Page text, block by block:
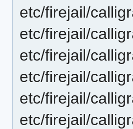
etc/firejail/
etc/firejail/
etc/firejail/
etc/firejail/
etc/firejail/
etc/firejail/